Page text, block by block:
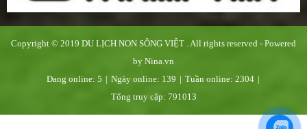
Copyright © 2019 DU LỊCH NON SÔNG VIỆT . All rights reserved - Powered
by Nina.vn
Đang online: 5 | Ngày online: 139 | Tuần online: 2304 |
Tổng truy cập: 791013